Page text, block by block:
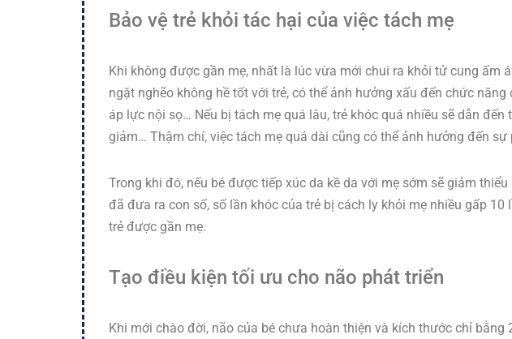
Bảo vệ trẻ khỏi tác hại của việc tách mẹ
Khi không được gần mẹ, nhất là lúc vừa mới chui ra khỏi tử cung ấm
ngặt nghẽo không hề tốt với trẻ, có thể ảnh hưởng xấu đến chức
áp lực nội sọ… Nếu bị tách mẹ quá lâu, trẻ khóc quá nhiều sẽ dẫn
giảm… Thậm chí, việc tách mẹ quá dài cũng có thể ảnh hưởng đến sự
Trong khi đó, nếu bé được tiếp xúc da kề da với mẹ sớm sẽ giảm
đã đưa ra con số, số lần khóc của trẻ bị cách ly khỏi mẹ nhiều gấp
trẻ được gần mẹ.
Tạo điều kiện tối ưu cho não phát triển
Khi mới chào đời, não của bé chưa hoàn thiện và kích thước chỉ bằng